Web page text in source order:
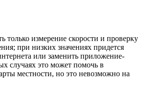
измерение скорости и проверку
при низких значениях придется
или заменить приложение-
случаях это может помочь в
местности, но это невозможно на